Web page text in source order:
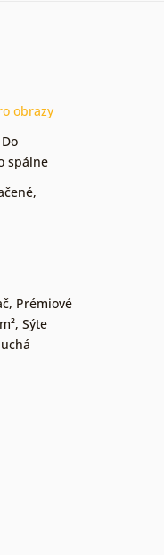
obrazy
Do
spálne
,
, Prémiové
, Sýte